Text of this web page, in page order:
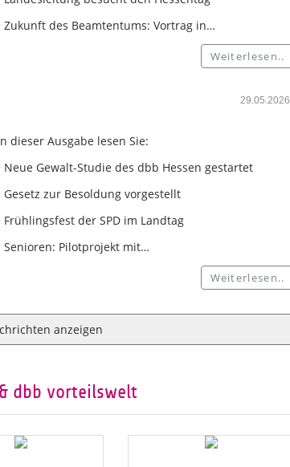
Zukunft des Beamtentums: Vortrag in…
Weiterlesen..
29.05.2026
dieser Ausgabe lesen Sie:
Neue Gewalt-Studie des dbb Hessen gestartet
Gesetz zur Besoldung vorgestellt
Frühlingsfest der SPD im Landtag
Senioren: Pilotprojekt mit…
Weiterlesen..
anzeigen
dbb vorteilswelt